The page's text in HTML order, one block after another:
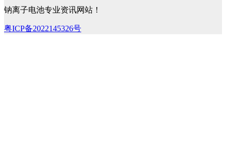
钠离子电池专业资讯网站！
粤ICP备2022145326号